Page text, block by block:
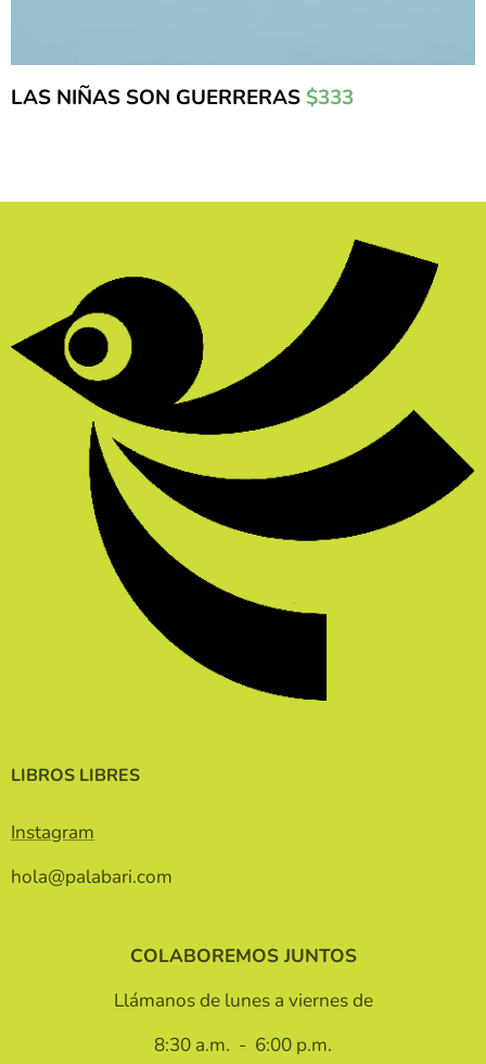
LAS NIÑAS SON GUERRERAS $333
LIBROS LIBRES
Instagram
hola@palabari.com
COLABOREMOS JUNTOS
Llámanos de lunes a viernes de
8:30 a.m. - 6:00 p.m.